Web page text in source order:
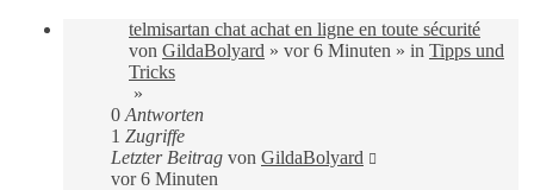
telmisartan chat achat en ligne en toute sécurité
von GildaBolyard » vor 6 Minuten » in Tipps und
Tricks
»
0 Antworten
1 Zugriffe
Letzter Beitrag von GildaBolyard
vor 6 Minuten